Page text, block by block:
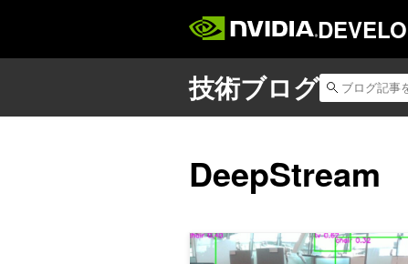
DeepStream
NVIDIA の GPU に最適化された